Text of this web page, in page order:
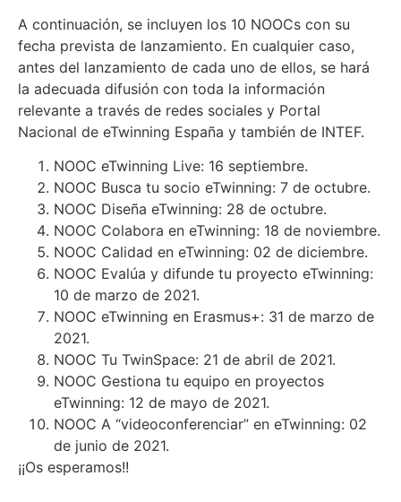
A continuación, se incluyen los 10 NOOCs con su
fecha prevista de lanzamiento. En cualquier caso,
antes del lanzamiento de cada uno de ellos, se hará
la adecuada difusión con toda la información
relevante a través de redes sociales y Portal
Nacional de eTwinning España y también de INTEF.
NOOC eTwinning Live: 16 septiembre.
NOOC Busca tu socio eTwinning: 7 de octubre.
NOOC Diseña eTwinning: 28 de octubre.
NOOC Colabora en eTwinning: 18 de noviembre.
NOOC Calidad en eTwinning: 02 de diciembre.
NOOC Evalúa y difunde tu proyecto eTwinning:
10 de marzo de 2021.
NOOC eTwinning en Erasmus+: 31 de marzo de
2021.
NOOC Tu TwinSpace: 21 de abril de 2021.
NOOC Gestiona tu equipo en proyectos
eTwinning: 12 de mayo de 2021.
NOOC A “videoconferenciar” en eTwinning: 02
de junio de 2021.
¡¡Os esperamos!!